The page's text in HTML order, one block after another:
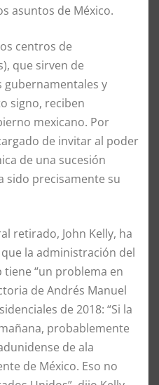
asuntos de México.
centros de
que sirven de
gubernamentales y
signo, reciben
mexicano. Por
de invitar al poder
de una sucesión
sido precisamente su
retirado, John Kelly, ha
la administración del
“un problema en
de Andrés Manuel
de 2018: “Si la
probablemente
de ala
de México. Eso no